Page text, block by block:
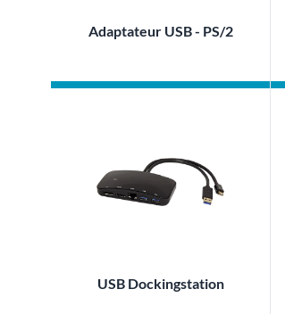
Adaptateur USB - PS/2
USB Dockingstation